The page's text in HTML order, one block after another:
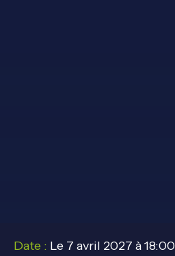
Date : Le 7 avril 2027 à 18:00